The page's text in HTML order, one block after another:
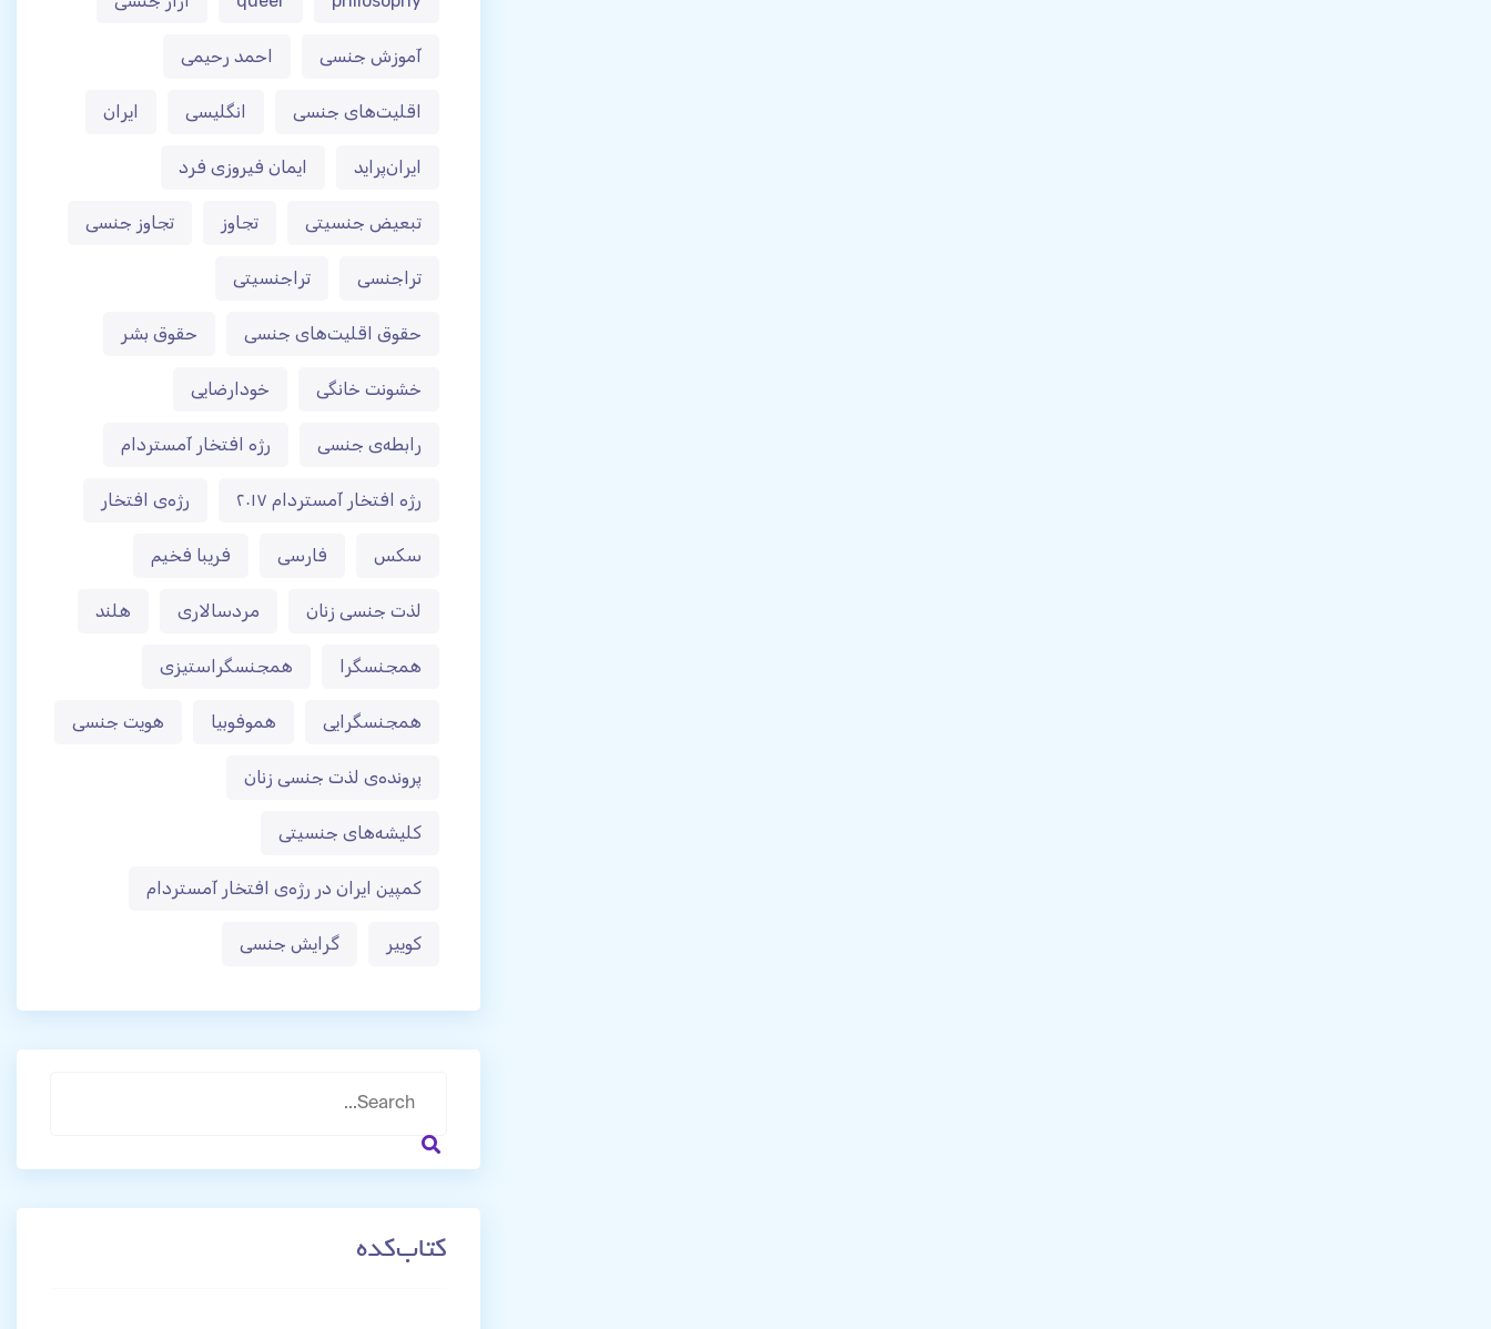
آموزش جنسی احمد رحیمی
اقلیت‌های جنسی انگلیسی ایران
ایران‌پراید ایمان فیروزی فرد
تبعیض جنسیتی تجاوز تجاوز جنسی
تراجنسی تراجنسیتی
حقوق اقلیت‌های جنسی حقوق بشر
خشونت خانگی خودارضایی
رابطه‌ی جنسی رژه افتخار آمستردام
رژه افتخار آمستردام ۲۰۱۷ رژه‌ی افتخار
سکس فارسی فریبا فخیم
لذت جنسی زنان مردسالاری هلند
همجنسگرا همجنسگراستیزی
همجنسگرایی هموفوبیا هویت جنسی
پرونده‌ی لذت جنسی زنان
کلیشه‌های جنسیتی
کمپین ایران در رژه‌ی افتخار آمستردام
کوییر گرایش جنسی
کتاب‌کده‌